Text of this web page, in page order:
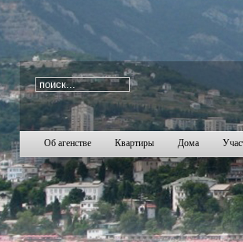
i=163
582583584585 587588
Об агенстве Квартиры Дома